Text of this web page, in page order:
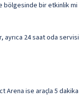
bir etkinlik
ayrıca 24 saat oda
ise araçla 5